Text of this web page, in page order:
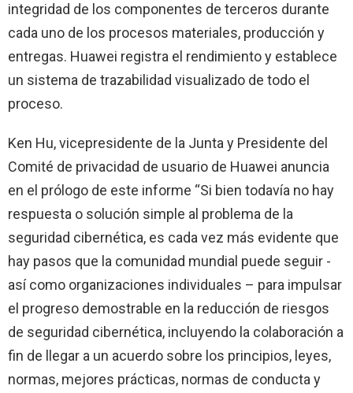
integridad de los componentes de terceros durante
cada uno de los procesos materiales, producción y
entregas. Huawei registra el rendimiento y establece
un sistema de trazabilidad visualizado de todo el
proceso.
Ken Hu, vicepresidente de la Junta y Presidente del
Comité de privacidad de usuario de Huawei anuncia
en el prólogo de este informe “Si bien todavía no hay
respuesta o solución simple al problema de la
seguridad cibernética, es cada vez más evidente que
hay pasos que la comunidad mundial puede seguir -
así como organizaciones individuales – para impulsar
el progreso demostrable en la reducción de riesgos
de seguridad cibernética, incluyendo la colaboración a
fin de llegar a un acuerdo sobre los principios, leyes,
normas, mejores prácticas, normas de conducta y